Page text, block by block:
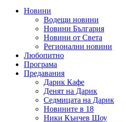
Новини
Водещи новини
Новини България
Новини от Света
Регионални новини
Любопитно
Програма
Предавания
Дарик Кафе
Денят на Дарик
Седмицата на Дарик
Новините в 18
Ники Кънчев Шоу